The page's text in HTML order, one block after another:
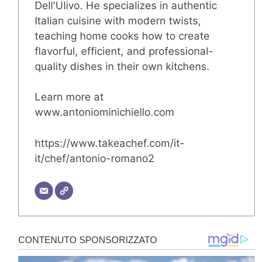
Dell'Ulivo. He specializes in authentic
Italian cuisine with modern twists,
teaching home cooks how to create
flavorful, efficient, and professional-
quality dishes in their own kitchens.
Learn more at
www.antoniominichiello.com
https://www.takeachef.com/it-
it/chef/antonio-romano2